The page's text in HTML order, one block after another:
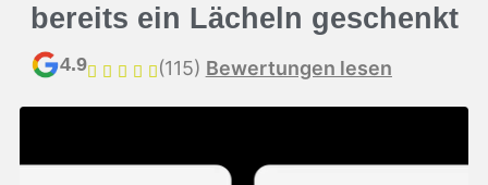
bereits ein Lächeln geschenkt
4.9 (115) Bewertungen lesen